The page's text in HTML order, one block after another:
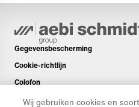
Gegevensbescherming
Cookie-richtlijn
Colofon
Disclaimer
Wij gebruiken cookies en